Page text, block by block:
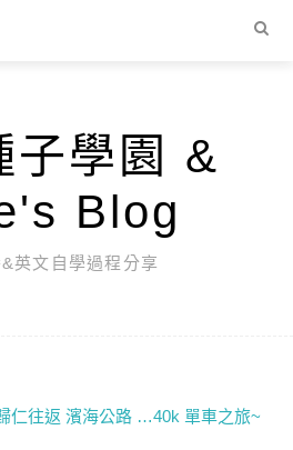
子學園 &
Blog
英文自學過程分享